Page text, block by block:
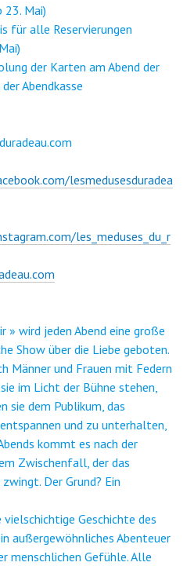
23. Mai)
für alle Reservierungen
der Karten am Abend der
Abendkasse
lesmedusesduradea
les_meduses_du_r
wird jeden Abend eine große
Show über die Liebe geboten.
Männer und Frauen mit Federn
im Licht der Bühne stehen,
sie dem Publikum, das
und zu unterhalten,
kommt es nach der
Zwischenfall, der das
Der Grund? Ein
vielschichtige Geschichte des
außergewöhnliches Abenteuer
menschlichen Gefühle. Alle